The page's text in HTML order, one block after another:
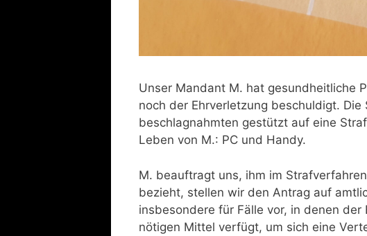
Unser Mandant M. hat gesundheitliche
noch der Ehrverletzung beschuldigt.
beschlagnahmten gestützt auf eine
Leben von M.: PC und Handy.
M. beauftragt uns, ihm im
bezieht, stellen wir den Antrag auf
insbesondere für Fälle vor, in denen
nötigen Mittel verfügt, um sich eine